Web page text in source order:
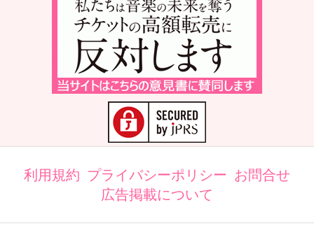
利用規約 プライバシーポリシー お問合せ
広告掲載について